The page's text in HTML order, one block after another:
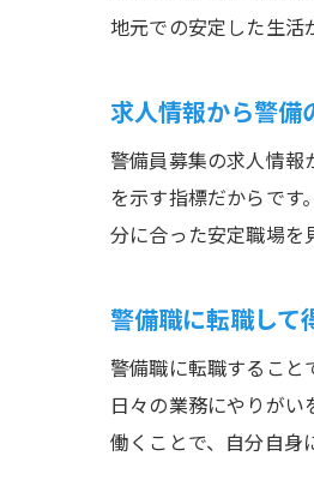
地元での安定した生活
求人情報から警備
警備員募集の求人情報
を示す指標だからです
分に合った安定職場を
警備職に転職して
警備職に転職すること
日々の業務にやりが
働くことで、自分自身